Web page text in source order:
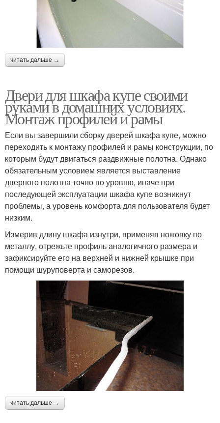
читать дальше →
Двери для шкафа купе своими
руками в домашних условиях.
Монтаж профилей и рамы
Если вы завершили сборку дверей шкафа купе, можно
переходить к монтажу профилей и рамы конструкции, по
которым будут двигаться раздвижные полотна. Однако
обязательным условием является выставление
дверного полотна точно по уровню, иначе при
последующей эксплуатации шкафа купе возникнут
проблемы, а уровень комфорта для пользователя будет
низким.
Измерив длину шкафа изнутри, применяя ножовку по
металлу, отрежьте профиль аналогичного размера и
зафиксируйте его на верхней и нижней крышке при
помощи шуруповерта и саморезов.
читать дальше →